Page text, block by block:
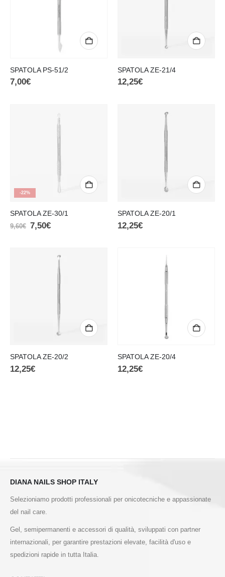
SPATOLA PS-51/2
7,00€
SPATOLA ZE-21/4
12,25€
-22%
SPATOLA ZE-30/1
9,60€ 7,50€
SPATOLA ZE-20/1
12,25€
SPATOLA ZE-20/2
12,25€
SPATOLA ZE-20/4
12,25€
DIANA NAILS SHOP ITALY
Selezioniamo prodotti professionali per onicotecniche e appassionate
del nail care.
Gel, semipermanenti e accessori di qualità, sviluppati con partner
internazionali, per garantire prestazioni elevate, facilità d'uso e
spedizioni rapide in tutta Italia.